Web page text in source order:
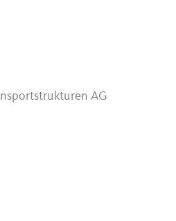
AG